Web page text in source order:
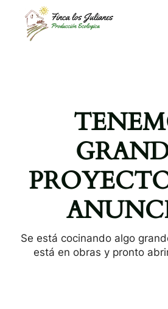
contenido
Se está cocinando algo
está en obras y pronto